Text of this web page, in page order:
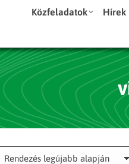
Közfeladatok Hírek